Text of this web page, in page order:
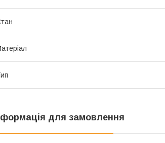
для замовлення